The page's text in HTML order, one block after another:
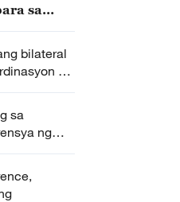
sa
Jinping
bilateral
sa
sa
ng
inilathala